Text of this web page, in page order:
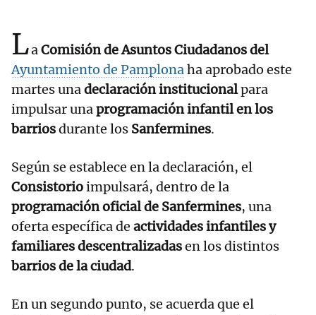
LaComisión de Asuntos Ciudadanos del
Ayuntamiento de Pamplonaha aprobado este
martes unadeclaración institucionalpara
impulsar unaprogramación infantil en los
barriosdurante los Sanfermines.
Según se establece en la declaración, el
Consistorioimpulsará, dentro de la
programación oficial de Sanfermines, una
oferta específica de actividades infantiles y
familiares descentralizadasen los distintos
barrios de la ciudad.
En un segundo punto, se acuerda que el